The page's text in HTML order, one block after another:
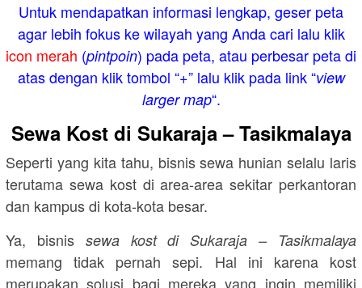
Untuk mendapatkan informasi lengkap, geser peta
agar lebih fokus ke wilayah yang Anda cari lalu klik
icon merah (pintpoin) pada peta, atau perbesar peta di
atas dengan klik tombol “+” lalu klik pada link “view
larger map“.
Sewa Kost di Sukaraja – Tasikmalaya
Seperti yang kita tahu, bisnis sewa hunian selalu laris
terutama sewa kost di area-area sekitar perkantoran
dan kampus di kota-kota besar.
Ya, bisnis sewa kost di Sukaraja – Tasikmalaya
memang tidak pernah sepi. Hal ini karena kost
merupakan solusi bagi mereka yang ingin memiliki